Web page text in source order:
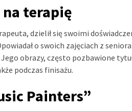
terapię
dzielił się swoimi
o swoich zajęciach z
obrazy, często pozbawione
podczas finisażu.
Painters”